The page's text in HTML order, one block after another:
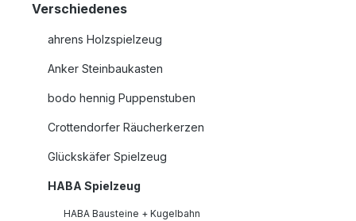
Verschiedenes
ahrens Holzspielzeug
Anker Steinbaukasten
bodo hennig Puppenstuben
Crottendorfer Räucherkerzen
Glückskäfer Spielzeug
HABA Spielzeug
HABA Bausteine + Kugelbahn